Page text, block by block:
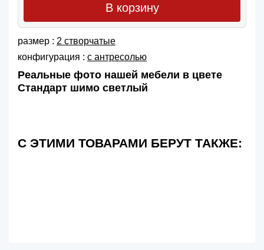
В корзину
размер : 2 створчатые
конфигурация : с антресолью
Реальные фото нашей мебели в цвете
Стандарт шимо светлый
С ЭТИМИ ТОВАРАМИ БЕРУТ ТАКЖЕ: